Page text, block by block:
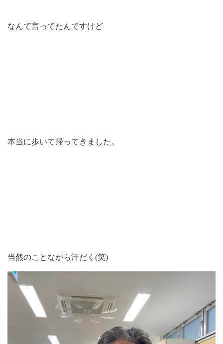
なんて言ってたんですけど
本当に歩いて帰ってきました。
当然のことながら汗だく(笑)